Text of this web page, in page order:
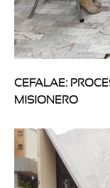
CEFALAE:
MISIONERO